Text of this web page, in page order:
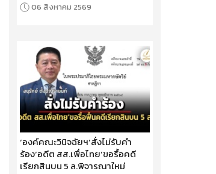
06 สิงหาคม 2569
‘องค์คณะวินิจฉัยฯ’สั่งไม่รับคำ
ร้อง‘อดีต สส.เพื่อไทย’ขอรื้อคดี
เรียกสินบน 5 ล.พิจารณาใหม่